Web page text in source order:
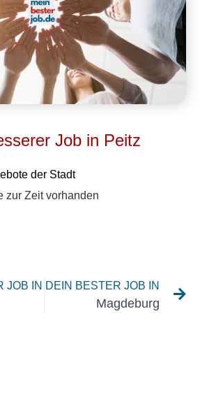
Job in Peitz
der Stadt
zur Zeit vorhanden
JOB IN DEIN BESTER JOB IN
Magdeburg